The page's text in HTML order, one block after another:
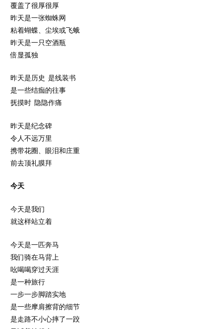
覆盖了很厚很厚
昨天是一张蜘蛛网
粘着蝴蝶、尘埃或飞蛾
昨天是一只空酒瓶
倍显孤独
昨天是历史 是线装书
是一些结痂的往事
抚摸时 隐隐作痛
昨天是纪念碑
令人不远万里
携带花圈、眼泪和庄重
前去顶礼膜拜
今天
今天是我们
就这样站立着
今天是一匹奔马
我们骑在马背上
吆喝喝穿过天涯
是一种旅行
一步一步脚踏实地
是一些摩肩擦背的细节
是走路不小心摔了一跤